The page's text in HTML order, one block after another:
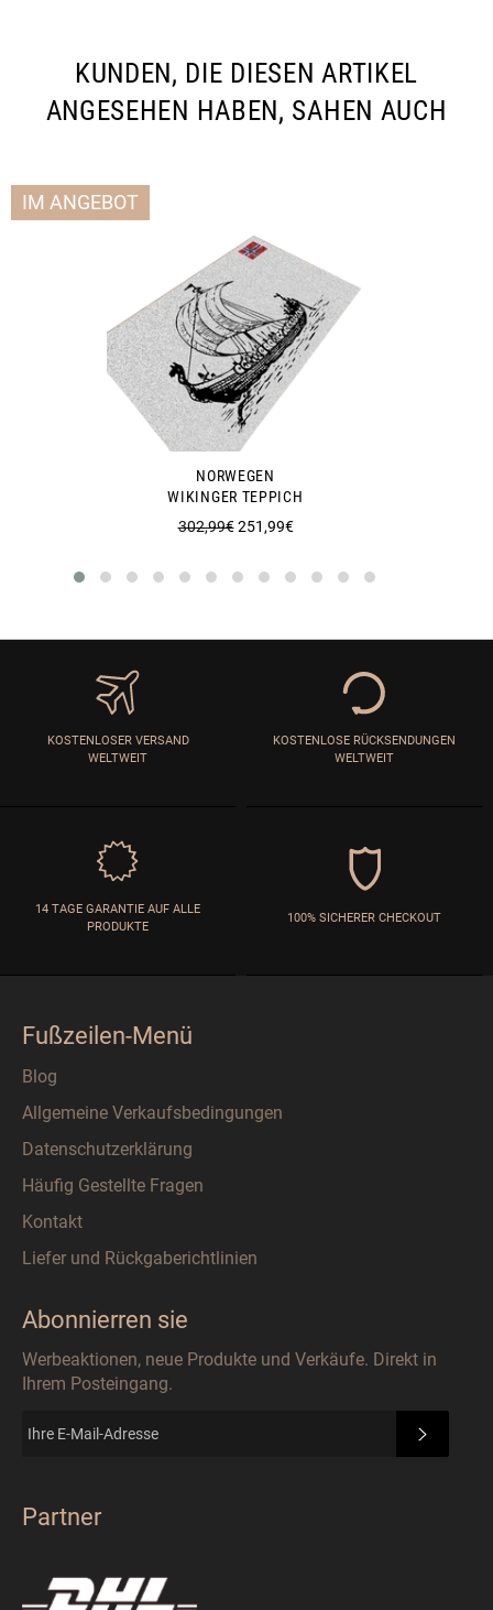
KUNDEN, DIE DIESEN ARTIKEL
ANGESEHEN HABEN, SAHEN AUCH
NORWEGEN
WIKINGER TEPPICH
Normaler
302,99€Sonderpreis
251,99€
IM ANGEBOT
KOSTENLOSER VERSAND
WELTWEIT
KOSTENLOSE RÜCKSENDUNGEN
WELTWEIT
14 TAGE GARANTIE AUF ALLE
PRODUKTE
100% SICHERER CHECKOUT
Fußzeilen-Menü
Blog
Allgemeine Verkaufsbedingungen
Datenschutzerklärung
Häufig Gestellte Fragen
Kontakt
Liefer und Rückgaberichtlinien
Abonnierren sie
Werbeaktionen, neue Produkte und Verkäufe. Direkt in
Ihrem Posteingang.
Partner